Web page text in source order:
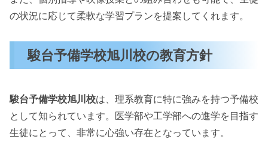
の状況に応じて柔軟な学習プランを提案してくれます。
駿台予備学校旭川校の教育方針
駿台予備学校旭川校は、理系教育に特に強みを持つ予備校
として知られています。医学部や工学部への進学を目指す
生徒にとって、非常に心強い存在となっています。